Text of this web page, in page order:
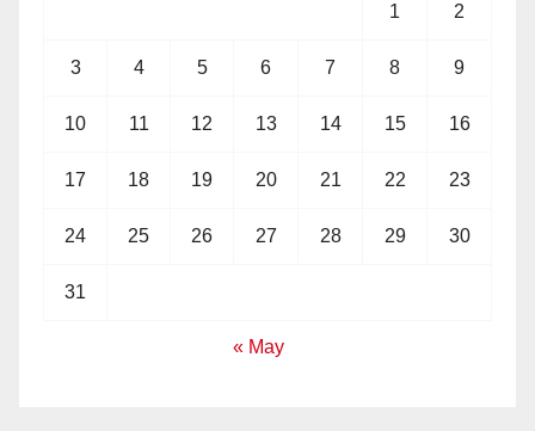
1 2
3 4 5 6 7 8 9
10 11 12 13 14 15 16
17 18 19 20 21 22 23
24 25 26 27 28 29 30
31
« May